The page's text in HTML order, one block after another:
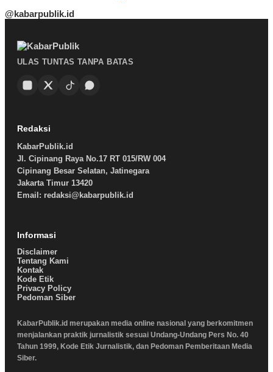
@kabarpublik.id
ULAS TUNTAS TANPA BATAS
Redaksi
KabarPublik.id
Jl. Cipinang Raya No.17 RT 015/RW 004
Cipinang Besar Selatan, Jatinegara
Jakarta Timur 13420
Email: redaksi@kabarpublik.id
Informasi
Disclaimer
Tentang Kami
Kontak
Kode Etik
Privacy Policy
Pedoman Siber
KabarPublik.id merupakan media online nasional yang berkomitmen
menjalankan praktik jurnalistik sesuai Undang-Undang Pers No. 40
Tahun 1999, Kode Etik Jurnalistik, dan Pedoman Pemberitaan Media
Siber.